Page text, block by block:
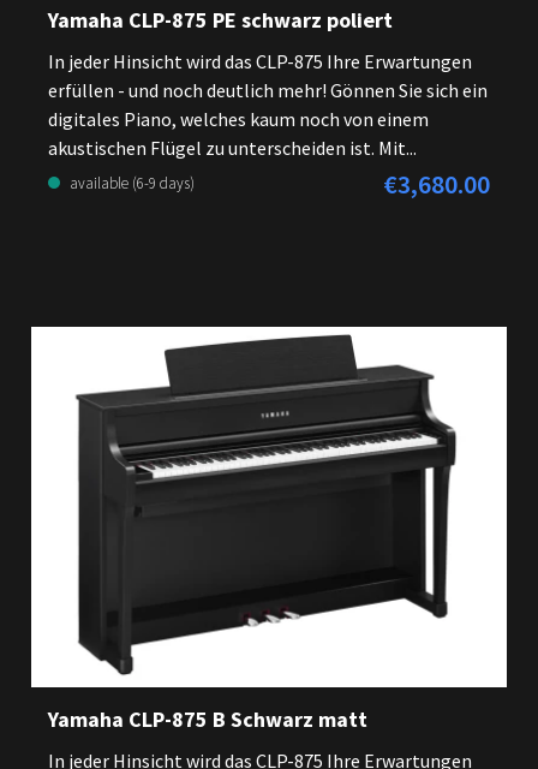
Yamaha CLP-875 PE schwarz poliert
In jeder Hinsicht wird das CLP-875 Ihre Erwartungen
erfüllen - und noch deutlich mehr! Gönnen Sie sich ein
digitales Piano, welches kaum noch von einem
akustischen Flügel zu unterscheiden ist. Mit...
available (6-9 days) Regular price:
€3,680.00
Yamaha CLP-875 B Schwarz matt
In jeder Hinsicht wird das CLP-875 Ihre Erwartungen